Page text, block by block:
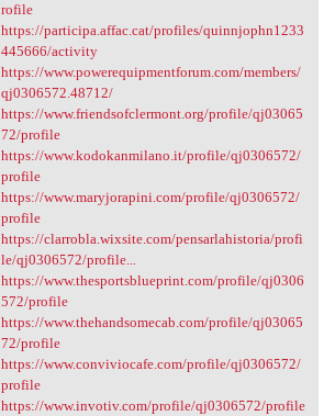
rofile
https://participa.affac.cat/profiles/quinnjophn1233
445666/activity
https://www.powerequipmentforum.com/members/
qj0306572.48712/
https://www.friendsofclermont.org/profile/qj03065
72/profile
https://www.kodokanmilano.it/profile/qj0306572/
profile
https://www.maryjorapini.com/profile/qj0306572/
profile
https://clarrobla.wixsite.com/pensarlahistoria/profi
le/qj0306572/profile...
https://www.thesportsblueprint.com/profile/qj0306
572/profile
https://www.thehandsomecab.com/profile/qj03065
72/profile
https://www.conviviocafe.com/profile/qj0306572/
profile
https://www.invotiv.com/profile/qj0306572/profile